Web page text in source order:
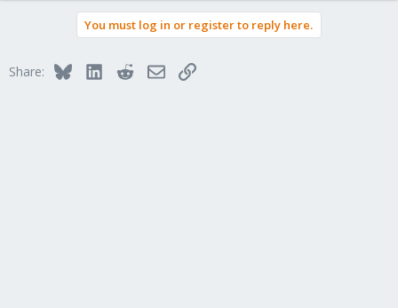
You must log in or register to reply here.
Share: BlueskyLinkedInRedditEmailLink